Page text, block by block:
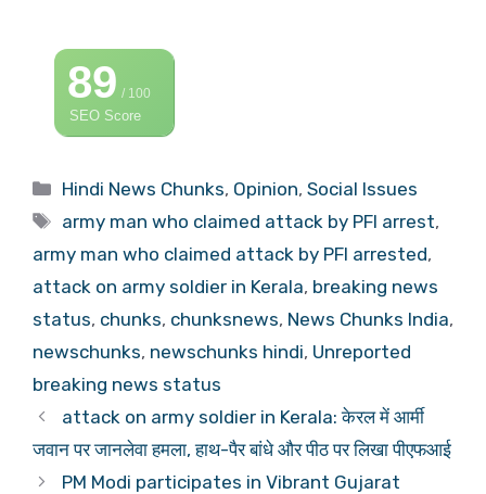
89/ 100
SEO Score
Categories
Hindi News Chunks, Opinion,Social Issues
Tags
army man who claimed attack by PFI arrest,
army man who claimed attack by PFI arrested,
attack on army soldier in Kerala, breaking news
status, chunks, chunksnews, News Chunks India,
newschunks, newschunks hindi, Unreported
breaking news status
attack on army soldier in Kerala: केरल में आर्मी
जवान पर जानलेवा हमला, हाथ-पैर बांधे और पीठ पर लिखा पीएफआई
PM Modi participates in Vibrant Gujarat